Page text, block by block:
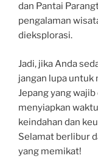
dan Pantai
pengalaman
dieksplorasi.
Jadi, jika Anda
jangan lupa
Jepang yang
menyiapkan
keindahan dan
Selamat berlibur
yang memikat!